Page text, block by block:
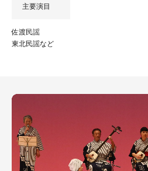
主要演目
佐渡民謡
東北民謡など